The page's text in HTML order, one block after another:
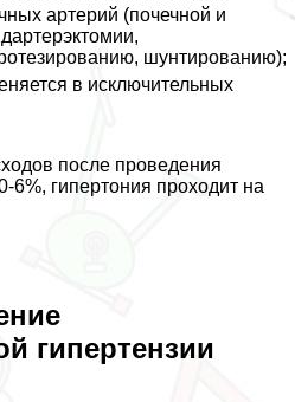
артерий (почечной и
шунтированию);
в исключительных
после проведения
гипертония проходит на
гипертензии